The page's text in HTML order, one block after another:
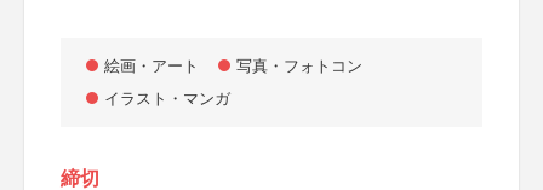
絵画・アート
写真・フォトコン
イラスト・マンガ
締切